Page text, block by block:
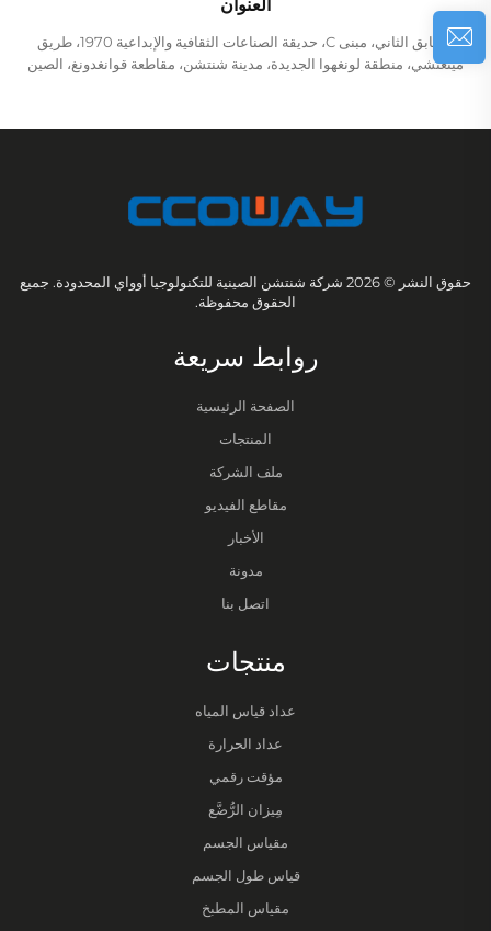
العنوان
الطابق الثاني، مبنى C، حديقة الصناعات الثقافية والإبداعية 1970، طريق
مينغتشي، منطقة لونغهوا الجديدة، مدينة شنتشن، مقاطعة قوانغدونغ، الصين
حقوق النشر © 2026 شركة شنتشن الصينية للتكنولوجيا أوواي المحدودة. جميع
الحقوق محفوظة.
روابط سريعة
الصفحة الرئيسية
المنتجات
ملف الشركة
مقاطع الفيديو
الأخبار
مدونة
اتصل بنا
منتجات
عداد قياس المياه
عداد الحرارة
مؤقت رقمي
مِيزان الرُّضَّع
مقياس الجسم
قياس طول الجسم
مقياس المطبخ